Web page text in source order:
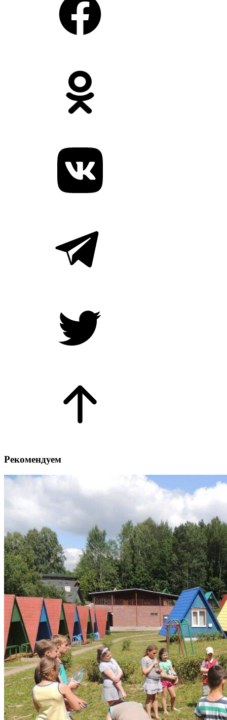
Рекомендуем